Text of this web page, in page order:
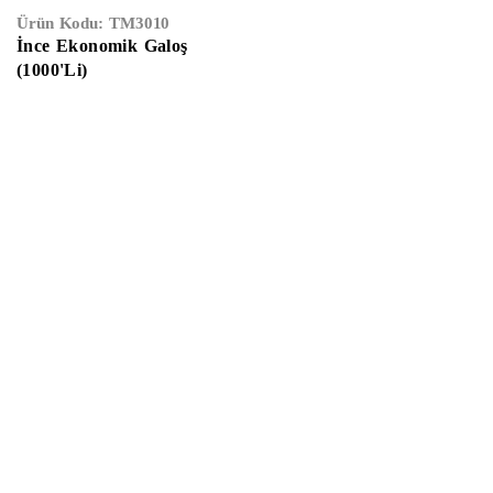
Ürün Kodu: TM3010
İnce Ekonomik Galoş
(1000'Li)